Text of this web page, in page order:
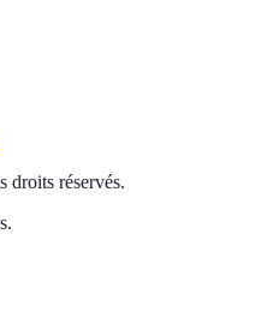
droits réservés.